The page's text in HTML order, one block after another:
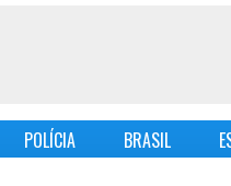
POLÍCIA BRASIL